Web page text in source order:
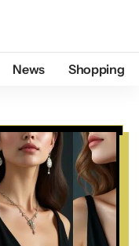
News Shopping